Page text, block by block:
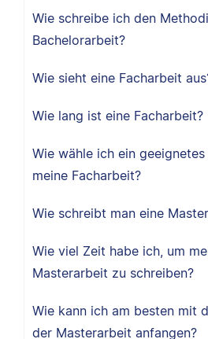
Wie schreibe ich den
Bachelorarbeit?
Wie sieht eine Facharbeit
Wie lang ist eine Facharbeit?
Wie wähle ich ein
meine Facharbeit?
Wie schreibt man eine
Wie viel Zeit habe ich, um
Masterarbeit zu schreiben?
Wie kann ich am besten mit
der Masterarbeit anfangen?